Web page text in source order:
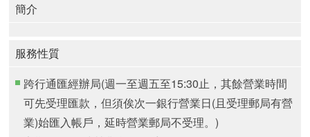
簡介
服務性質
跨行通匯經辦局(週一至週五至15:30止，其餘營業時間
可先受理匯款，但須俟次一銀行營業日(且受理郵局有營
業)始匯入帳戶，延時營業郵局不受理。)